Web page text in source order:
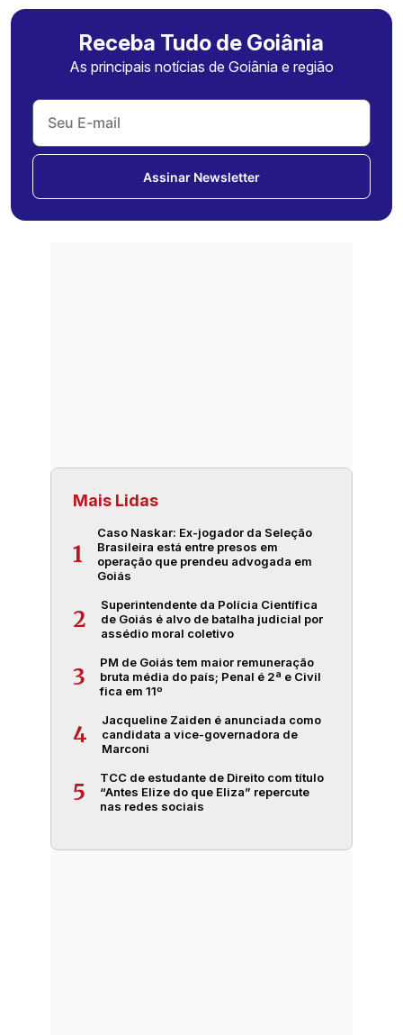
Receba Tudo de Goiânia
As principais notícias de Goiânia e região
Assinar Newsletter
Mais Lidas
1
Caso Naskar: Ex-jogador da Seleção
Brasileira está entre presos em
operação que prendeu advogada em
Goiás
2
Superintendente da Polícia Científica
de Goiás é alvo de batalha judicial por
assédio moral coletivo
3
PM de Goiás tem maior remuneração
bruta média do país; Penal é 2ª e Civil
fica em 11º
4
Jacqueline Zaiden é anunciada como
candidata a vice-governadora de
Marconi
5
TCC de estudante de Direito com título
“Antes Elize do que Eliza” repercute
nas redes sociais